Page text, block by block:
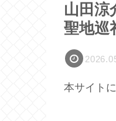
山田涼
聖地巡
本サイト